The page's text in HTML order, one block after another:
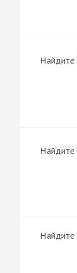
Найдите
Найдите
Найдите